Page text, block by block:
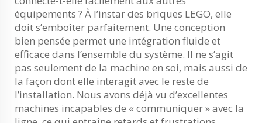
équipements ? À l’instar des briques LEGO, elle
doit s’emboîter parfaitement. Une conception
bien pensée permet une intégration fluide et
efficace dans l’ensemble du système. Il ne s’agit
pas seulement de la machine en soi, mais aussi de
la façon dont elle interagit avec le reste de
l’installation. Nous avons déjà vu d’excellentes
machines incapables de « communiquer » avec la